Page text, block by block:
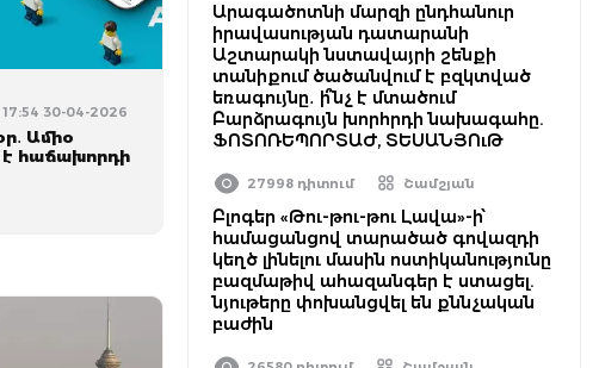
17:54 30-04-2026
Ամիօ
է հաճախորդի
Արագածոտնի մարզի ընդհանուր
իրավասության դատարանի
Աշտարակի նստավայրի շենքի
տանիքում ծածանվում է բզկտված
եռագույնը․ ի՞նչ է մտածում
Բարձրագույն խորհրդի նախագահը.
ՖՈՏՈՌԵՊՈՐՏԱԺ, ՏԵՍԱՆՅՈւԹ
27998 դիտում Շամշյան
Բլոգեր «Թու-թու-թու Լավա»-ի՝
համացանցով տարածած գովազդի
կեղծ լինելու մասին ոստիկանությունը
բազմաթիվ ահազանգեր է ստացել.
նյութերը փոխանցվել են քննչական
բաժին